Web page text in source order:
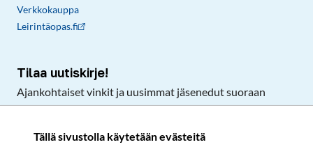
Tällä sivustolla käytetään evästeitä
Verkkokauppa
Leirintäopas.fi
Tilaa uutiskirje!
Ajankohtaiset vinkit ja uusimmat jäsenedut suoraan